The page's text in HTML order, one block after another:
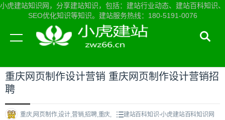
小虎建站知识网，分享建站知识，包括：建站行业动态、建站百科知识、
SEO优化知识等知识。建站服务热线：180-5191-0076
当前位置：小虎建站知识网首页>建站百科知识
重庆网页制作设计营销 重庆网页制作设计营销招
聘
重庆,网页制作,设计,营销,招聘,重庆,
建站百科知识-小虎建站百科知识网